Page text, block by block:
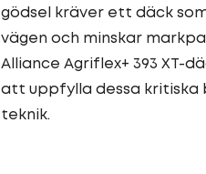
gödsel kräver ett däck
vägen och minskar
Alliance Agriflex+ 393 XT-
att uppfylla dessa kritiska
teknik.